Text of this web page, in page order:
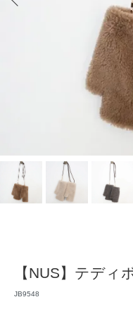
【NUS】テディ
JB9548